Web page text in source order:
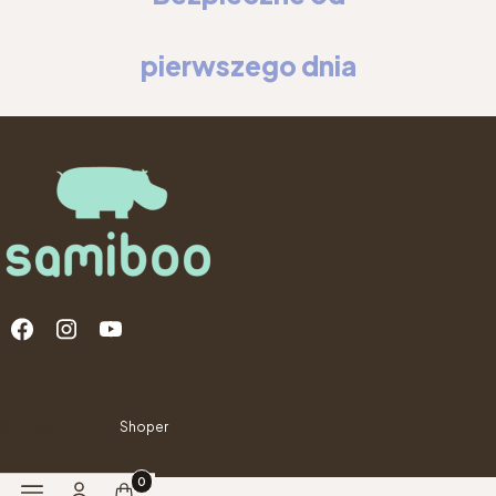
pierwszego dnia
Shoper
Produkty v košíku: 0. Zobrazit podrobnosti